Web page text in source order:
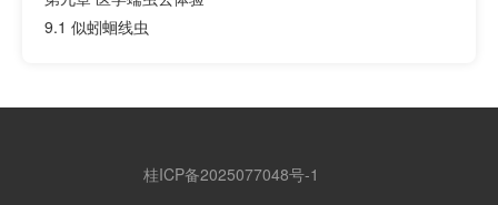
9.1 似蚓蛔线虫
桂ICP备2025077048号-1